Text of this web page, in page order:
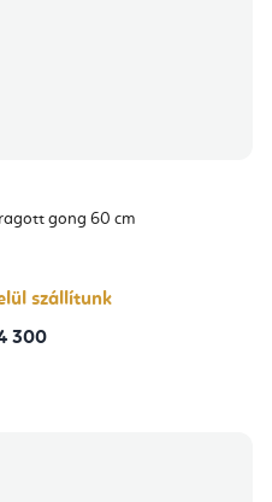
gong 60 cm
szállítunk
300